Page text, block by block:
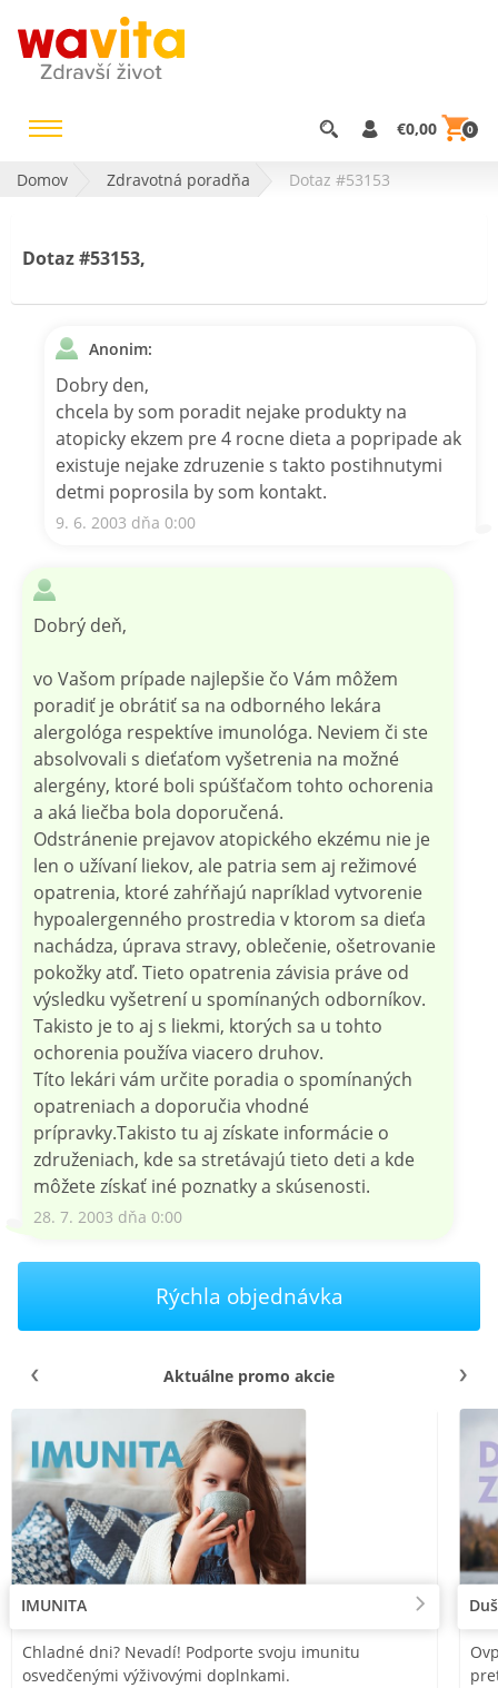
€0,00 0
Domov Zdravotná poradňa Dotaz #53153
Dotaz #53153,
Anonim:
Dobry den,
chcela by som poradit nejake produkty na
atopicky ekzem pre 4 rocne dieta a popripade ak
existuje nejake zdruzenie s takto postihnutymi
detmi poprosila by som kontakt.
9. 6. 2003 dňa 0:00
Dobrý deň,
vo Vašom prípade najlepšie čo Vám môžem
poradiť je obrátiť sa na odborného lekára
alergológa respektíve imunológa. Neviem či ste
absolvovali s dieťaťom vyšetrenia na možné
alergény, ktoré boli spúšťačom tohto ochorenia
a aká liečba bola doporučená.
Odstránenie prejavov atopického ekzému nie je
len o užívaní liekov, ale patria sem aj režimové
opatrenia, ktoré zahŕňajú napríklad vytvorenie
hypoalergenného prostredia v ktorom sa dieťa
nachádza, úprava stravy, oblečenie, ošetrovanie
pokožky atď. Tieto opatrenia závisia práve od
výsledku vyšetrení u spomínaných odborníkov.
Takisto je to aj s liekmi, ktorých sa u tohto
ochorenia používa viacero druhov.
Títo lekári vám určite poradia o spomínaných
opatreniach a doporučia vhodné
prípravky.Takisto tu aj získate informácie o
združeniach, kde sa stretávajú tieto deti a kde
môžete získať iné poznatky a skúsenosti.
28. 7. 2003 dňa 0:00
Rýchla objednávka
Aktuálne promo akcie
IMUNITA
Chladné dni? Nevadí! Podporte svoju imunitu
osvedčenými výživovými doplnkami.